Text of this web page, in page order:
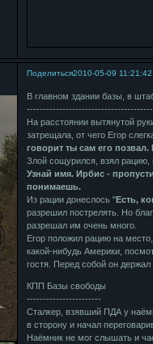
Поделиться2010-05-09 11:21:42
В главном здании базы, в
На расстоянии вытянутой
затрещала, от чего Егор
говорит ты сам его
Злой сощурился, взял рацию,
Узнай имя. Ирбис -
понимаешь.
Из рации донеслось "Есть,
разрешил пострелять. Но
разрешал им очень много.
Егор положил рацию на
какой-нибудь Америки,
гостя. Перед собой он
КПП Базы свободы
-----------------------
Сталкер, взявший ПДА у
в сторону и начал
Наёмник не мог слышать и